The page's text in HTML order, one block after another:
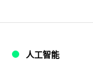
人工智能